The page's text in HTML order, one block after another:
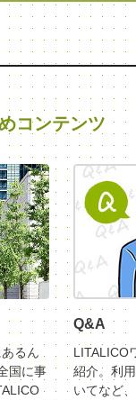
コンテンツ
るん
国に事
Q&A
LITALICO
紹介。利
いてなど